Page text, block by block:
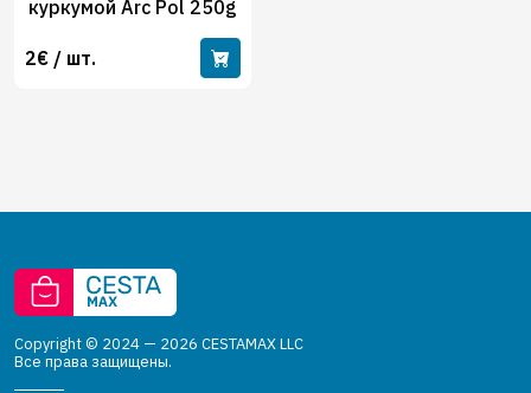
куркумой Arc Pol 250g
2€ / шт.
Copyright © 2024 — 2026 CESTAMAX LLC
Все права защищены.